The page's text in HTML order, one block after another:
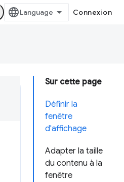
Connexion
Sur cette page
Définir la
fenêtre
d'affichage
Adapter la taille
du contenu à la
fenêtre